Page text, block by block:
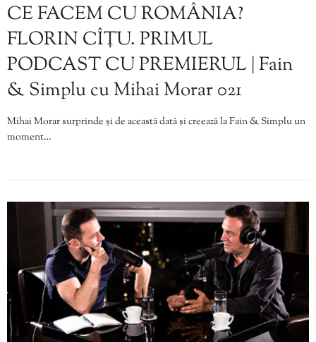
CE FACEM CU ROMÂNIA?
FLORIN CÎȚU. PRIMUL
PODCAST CU PREMIERUL | Fain
& Simplu cu Mihai Morar 021
Mihai Morar surprinde și de această dată și creează la Fain & Simplu un
moment…